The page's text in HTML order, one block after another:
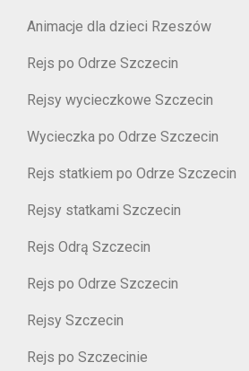
Animacje dla dzieci Rzeszów
Rejs po Odrze Szczecin
Rejsy wycieczkowe Szczecin
Wycieczka po Odrze Szczecin
Rejs statkiem po Odrze Szczecin
Rejsy statkami Szczecin
Rejs Odrą Szczecin
Rejs po Odrze Szczecin
Rejsy Szczecin
Rejs po Szczecinie